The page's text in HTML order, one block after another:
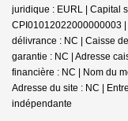
juridique : EURL | Capital
CPI01012022000000003
délivrance : NC | Caisse
garantie : NC | Adresse
financière : NC | Nom du
Adresse du site : NC |
indépendante